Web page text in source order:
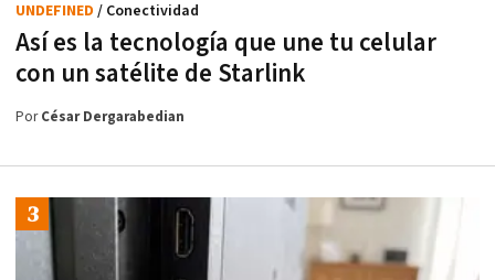
Así es la tecnología que une tu celular
con un satélite de Starlink
UNDEFINED / Conectividad
PorCésar Dergarabedian